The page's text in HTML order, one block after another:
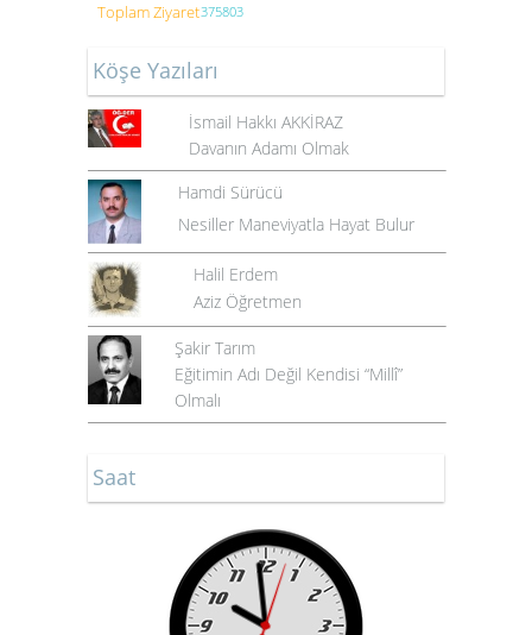
Toplam Ziyaret375803
Köşe Yazıları
İsmail Hakkı AKKİRAZ
Davanın Adamı Olmak
Hamdi Sürücü
Nesiller Maneviyatla Hayat Bulur
Halil Erdem
Aziz Öğretmen
Şakir Tarım
Eğitimin Adı Değil Kendisi “Millî”
Olmalı
Saat